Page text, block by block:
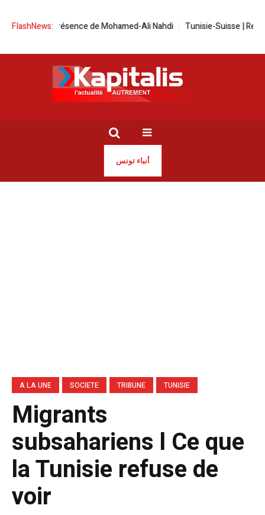
FlashNews:
présence de Mohamed-Ali Nahdi Tunisie-Suisse | Rencontre sur la
أنباء تونس
A LA UNE SOCIETE TRIBUNE TUNISIE
Migrants
subsahariens l Ce que
la Tunisie refuse de
voir